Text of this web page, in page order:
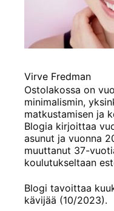
Virve Fredman
Ostolakossa on
minimalismin,
matkustamisen ja
Blogia kirjoittaa
asunut ja vuonna
muuttanut 37-
koulutukseltaan
Blogi tavoittaa
kävijää (10/2023).